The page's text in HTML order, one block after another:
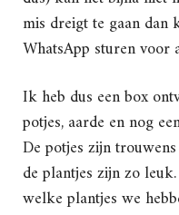
mis dreigt te gaan dan
WhatsApp sturen voor
Ik heb dus een box
potjes, aarde en nog
De potjes zijn
de plantjes zijn zo
welke plantjes we